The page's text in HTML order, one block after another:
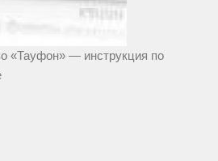
«Тауфон» — инструкция по